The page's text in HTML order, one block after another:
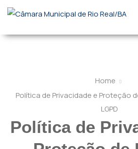
Home
Política de Privacidade e Proteção
LGPD
Política de